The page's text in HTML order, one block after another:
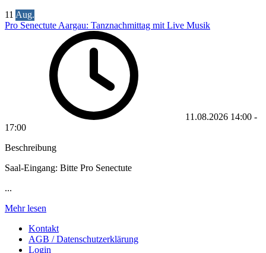
11 Aug.
Pro Senectute Aargau: Tanznachmittag mit Live Musik
11.08.2026 14:00 -
17:00
Beschreibung
Saal-Eingang: Bitte Pro Senectute
...
Mehr lesen
Kontakt
AGB / Datenschutzerklärung
Login